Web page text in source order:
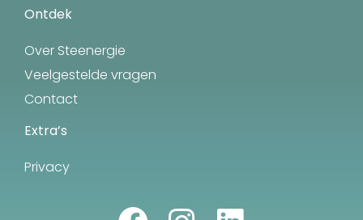
Ontdek
Over Steenergie
Veelgestelde vragen
Contact
Extra’s
Privacy